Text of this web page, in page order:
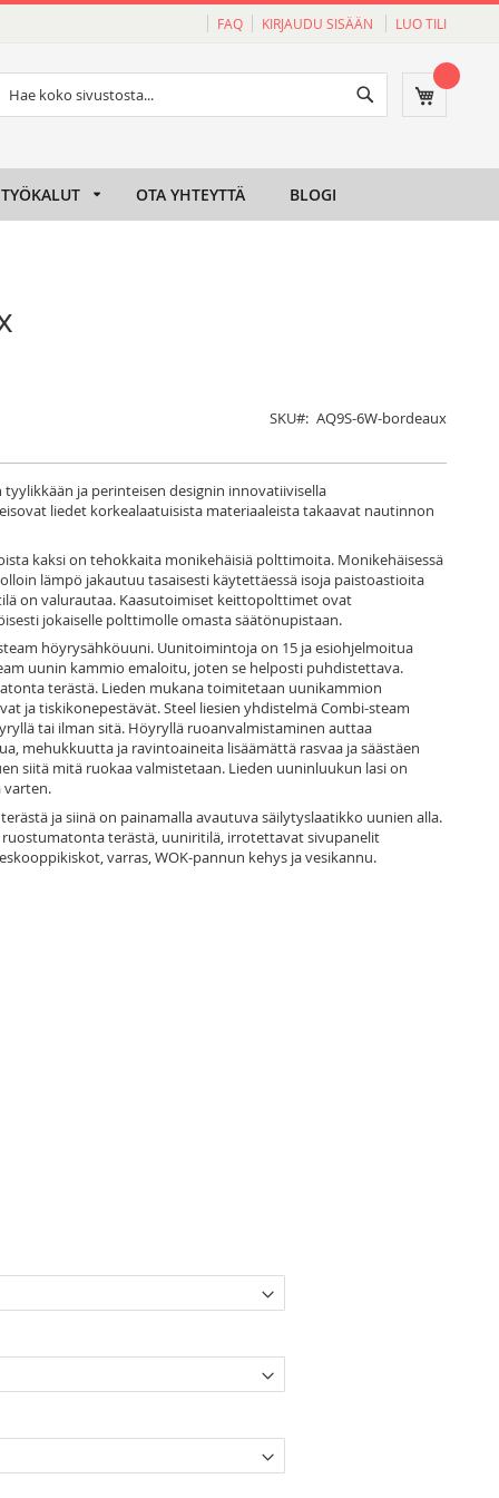
FAQ KIRJAUDU SISÄÄN LUO TILI
Ostoskori
TYÖKALUT OTA YHTEYTTÄ BLOGI
SKU AQ9S-6W-bordeaux
ja perinteisen designin innovatiivisella
liedet korkealaatuisista materiaaleista takaavat nautinnon
kaksi on tehokkaita monikehäisiä polttimoita. Monikehäisessä
lämpö jakautuu tasaisesti käytettäessä isoja paistoastioita
on valurautaa. Kaasutoimiset keittopolttimet ovat
jokaiselle polttimolle omasta säätönupistaan.
höyrysähköuuni. Uunitoimintoja on 15 ja esiohjelmoitua
uunin kammio emaloitu, joten se helposti puhdistettava.
terästä. Lieden mukana toimitetaan uunikammion
ja tiskikonepestävät. Steel liesien yhdistelmä Combi-steam
tai ilman sitä. Höyryllä ruoanvalmistaminen auttaa
mehukkuutta ja ravintoaineita lisäämättä rasvaa ja säästäen
siitä mitä ruokaa valmistetaan. Lieden uuninluukun lasi on
varten.
ja siinä on painamalla avautuva säilytyslaatikko uunien alla.
terästä, uuniritilä, irrotettavat sivupanelit
varras, WOK-pannun kehys ja vesikannu.